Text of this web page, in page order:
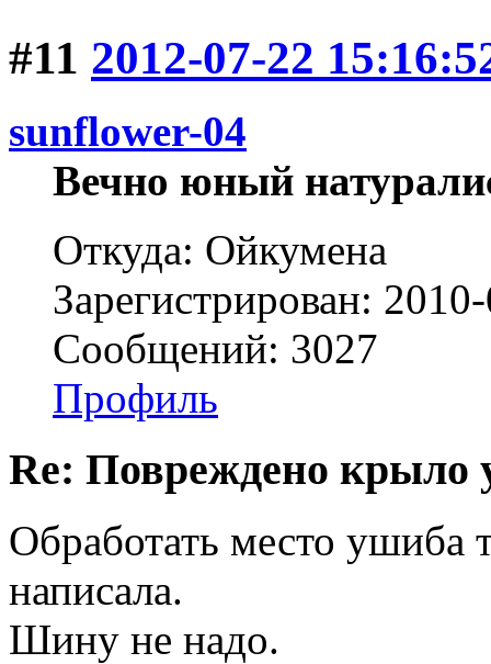
#11 2012-07-22
sunflower-04
Вечно юный
Откуда: Ойкумена
Зарегистрирован:
Сообщений: 3027
Профиль
Re: Повреждено крыло
Обработать место ушиба
написала.
Шину не надо.